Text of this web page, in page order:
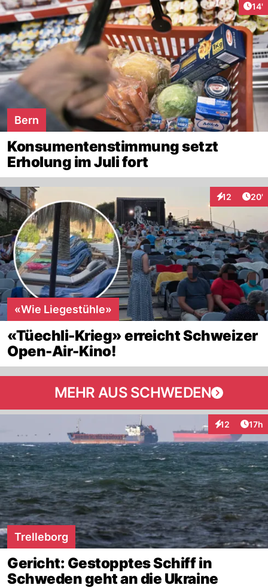
14'
Bern
Konsumentenstimmung setzt
Erholung im Juli fort
12
Interaktionen
20'
«Wie Liegestühle»
«Tüechli-Krieg» erreicht Schweizer
Open-Air-Kino!
MEHR AUS SCHWEDEN
12
Interaktionen
17h
Trelleborg
Gericht: Gestopptes Schiff in
Schweden geht an die Ukraine